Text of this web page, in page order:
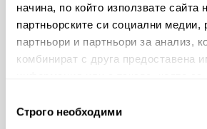
начина, по който използвате сайта
партньорските си социални медии,
партньори и партньори за анализ,
комбинират с друга предоставена
наСтрого необходими
Reddit скочи с 48% при
си
19-годишният гигант в областта на